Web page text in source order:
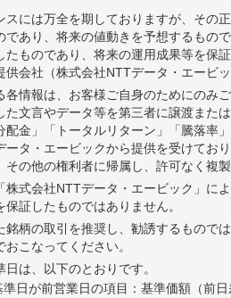
スには万全を期しておりますが、その
であり、将来の値動きを予想するもの
たものであり、将来の運用成果等を保
供会社（株式会社NTTデータ・エービ
各情報は、お客様ご自身のためにのみ
た文言やデータ等を第三者に譲渡また
配金」「トータルリターン」「騰落
ータ・エービックから提供を受けてお
その他の権利者に帰属し、許可なく複
株式会社NTTデータ・エービック」に
証したものではありません。
銘柄の取引を推奨し、勧誘するもので
こなってください。
は、以下のとおりです。
準日が前営業日の項目：基準価額（前